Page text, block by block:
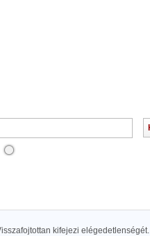
kifejezi elégedetlenségét.